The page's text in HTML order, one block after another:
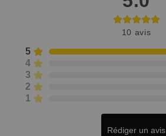
10 avis
5
4
3
2
1
Rédiger un avis